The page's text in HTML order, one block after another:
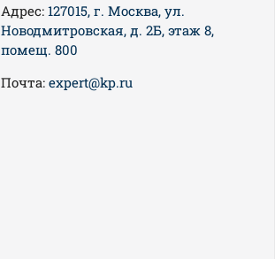
Адрес: 127015, г. Москва, ул.
Новодмитровская, д. 2Б, этаж 8,
помещ. 800
Почта: expert@kp.ru